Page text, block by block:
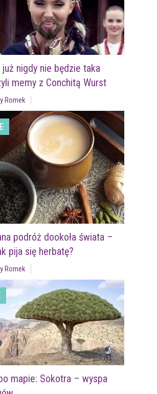
już nigdy nie będzie taka
memy z Conchitą Wurst
Romek
podróż dookoła świata –
pija się herbatę?
Romek
mapie: Sokotra – wyspa